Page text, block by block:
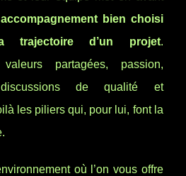
bien choisi
trajectoire d’un projet.
partagées, passion,
de qualité et
les piliers qui, pour lui, font la
où l’on vous offre